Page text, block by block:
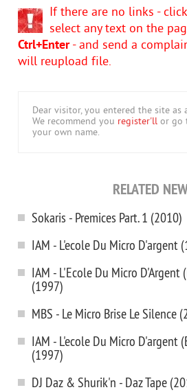
If there are no links - click
select any text on the
Ctrl+Enter- and send a
will reupload file.
Dear visitor, you entered the site as
We recommend you register'll or go
your own name.
RELATED
Sokaris - Premices Part. 1 (2010)
IAM - L'ecole Du Micro D'argent
IAM - L'Ecole Du Micro
(1997)
MBS - Le Micro Brise Le Silence
IAM - L'ecole Du Micro D'argent
(1997)
DJ Daz & Shurik'n - Daz Tape